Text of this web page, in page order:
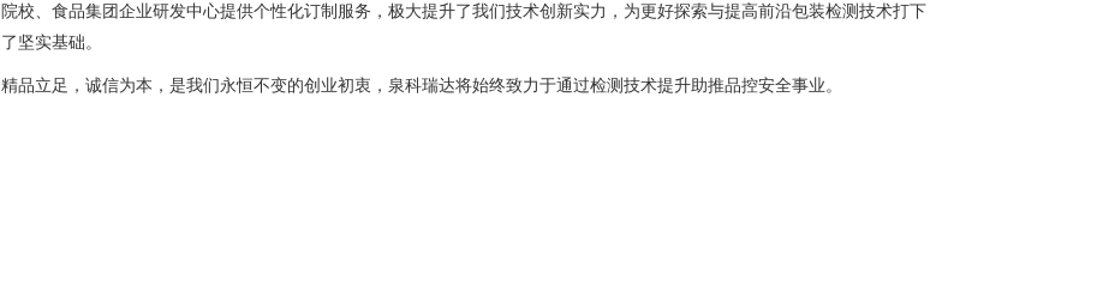
院校、食品集团企业研发中心提供个性化订制服务，极大提升了我们技术创新实力，为更好探索与提高前沿包装检测技术打下
了坚实基础。
精品立足，诚信为本，是我们永恒不变的创业初衷，泉科瑞达将始终致力于通过检测技术提升助推品控安全事业。